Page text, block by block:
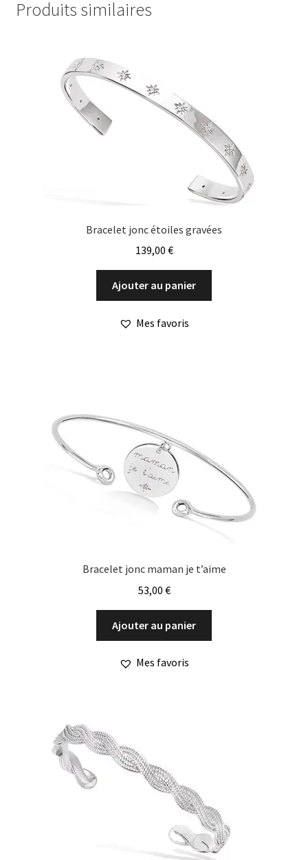
Produits similaires
Bracelet jonc étoiles gravées
139,00 €
Ajouter au panier
Mes favoris
Bracelet jonc maman je t’aime
53,00 €
Ajouter au panier
Mes favoris